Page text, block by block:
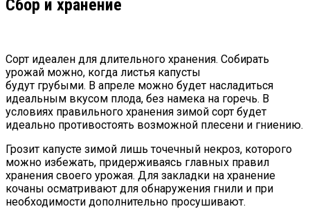
Сбор и хранение
Сорт идеален для длительного хранения. Собирать
урожай можно, когда листья капусты
будут грубыми. В апреле можно будет насладиться
идеальным вкусом плода, без намека на горечь. В
условиях правильного хранения зимой сорт будет
идеально противостоять возможной плесени и гниению.
Грозит капусте зимой лишь точечный некроз, которого
можно избежать, придерживаясь главных правил
хранения своего урожая. Для закладки на хранение
кочаны осматривают для обнаружения гнили и при
необходимости дополнительно просушивают.